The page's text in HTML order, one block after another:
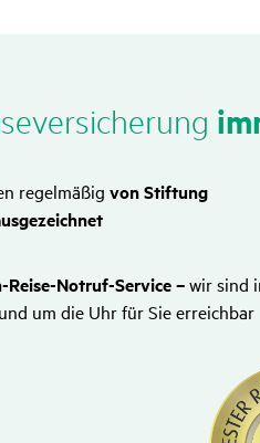
regelmäßig von Stiftung
Reise-Notruf-Service–wir sind
um die Uhr für Sie erreichbar